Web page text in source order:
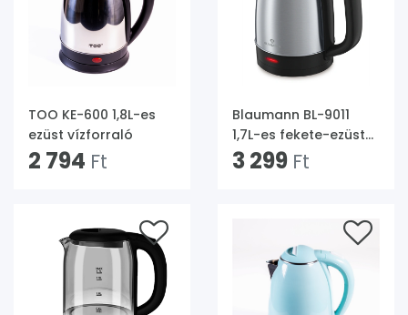
TOO KE-600 1,8L-es
ezüst vízforraló
2 794 Ft
Blaumann BL-9011
1,7L-es fekete-ezüst
vízforraló
3 299 Ft